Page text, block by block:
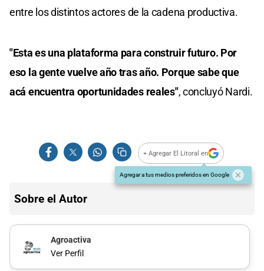
entre los distintos actores de la cadena productiva.
"Esta es una plataforma para construir futuro. Por
eso la gente vuelve año tras año. Porque sabe que
acá encuentra oportunidades reales", concluyó Nardi.
+ Agregar El Litoral en
Agregar a tus medios preferidos en Google
Sobre el Autor
Agroactiva
Ver Perfil